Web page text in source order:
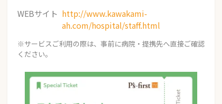
WEBサイト http://www.kawakami-
ah.com/hospital/staff.html
※サービスご利用の際は、事前に病院・提携先へ直接ご確認
ください。